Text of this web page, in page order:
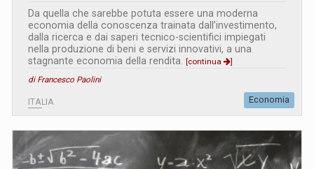
Da quella che sarebbe potuta essere una moderna
economia della conoscenza trainata dall’investimento,
dalla ricerca e dai saperi tecnico-scientifici impiegati
nella produzione di beni e servizi innovativi, a una
stagnante economia della rendita.
[continua
]
di Francesco Paolini
ITALIA Economia